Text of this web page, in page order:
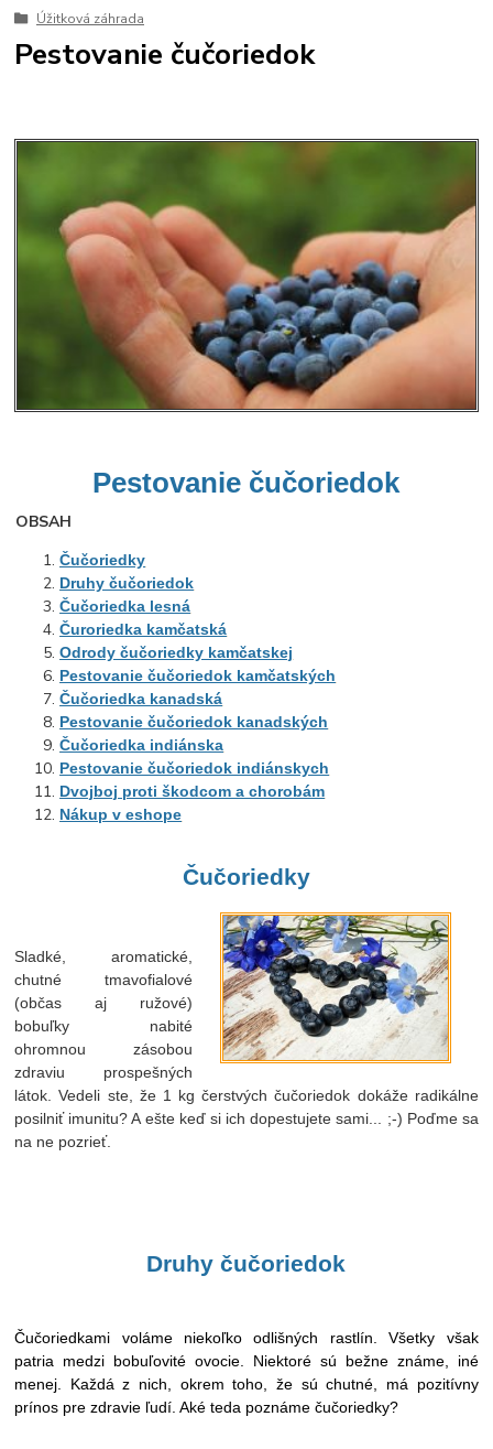
Úžitková záhrada
Pestovanie čučoriedok
Pestovanie čučoriedok
OBSAH
Čučoriedky
Druhy čučoriedok
Čučoriedka lesná
Čuroriedka kamčatská
Odrody čučoriedky kamčatskej
Pestovanie čučoriedok kamčatských
Čučoriedka kanadská
Pestovanie čučoriedok kanadských
Čučoriedka indiánska
Pestovanie čučoriedok indiánskych
Dvojboj proti škodcom a chorobám
Nákup v eshope
Čučoriedky
Sladké, aromatické,
chutné tmavofialové
(občas aj ružové)
bobuľky nabité
ohromnou zásobou
zdraviu prospešných
látok. Vedeli ste, že 1 kg čerstvých čučoriedok dokáže radikálne
posilniť imunitu? A ešte keď si ich dopestujete sami... ;-) Poďme sa
na ne pozrieť.
Druhy čučoriedok
Čučoriedkami voláme niekoľko odlišných rastlín. Všetky však
patria medzi bobuľovité ovocie. Niektoré sú bežne známe, iné
menej. Každá z nich, okrem toho, že sú chutné, má pozitívny
prínos pre zdravie ľudí. Aké teda poznáme čučoriedky?